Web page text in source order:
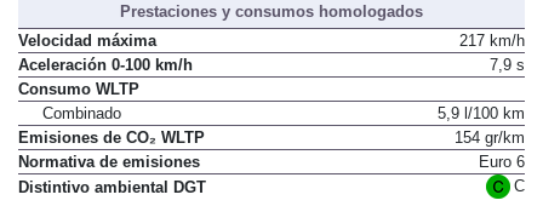
Prestaciones y consumos homologados
Velocidad máxima
217 km/h
Aceleración 0-100 km/h
Consumo WLTP
Combinado
5,9 l/100 km
Emisiones de CO₂ WLTP
154 gr/km
Normativa de emisiones
Euro 6